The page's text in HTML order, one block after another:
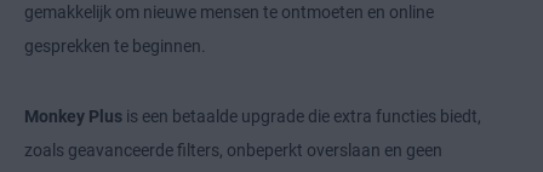
gemakkelijk om nieuwe mensen te ontmoeten en online
gesprekken te beginnen.
Monkey Plus is een betaalde upgrade die extra functies biedt,
zoals geavanceerde filters, onbeperkt overslaan en geen